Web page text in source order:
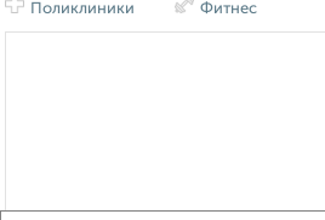
Поликлиники Фитнес